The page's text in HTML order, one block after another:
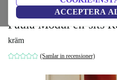
ACCEPTERA
Paula Modul en-sits
kräm
(Samlar in recensioner)